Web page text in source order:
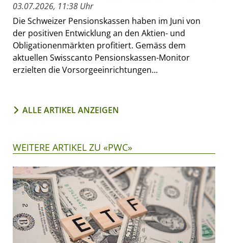
03.07.2026, 11:38 Uhr
Die Schweizer Pensionskassen haben im Juni von
der positiven Entwicklung an den Aktien- und
Obligationenmärkten profitiert. Gemäss dem
aktuellen Swisscanto Pensionskassen-Monitor
erzielten die Vorsorgeeinrichtungen...
ALLE ARTIKEL ANZEIGEN
WEITERE ARTIKEL ZU «PWC»